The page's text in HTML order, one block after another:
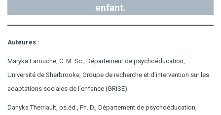
enfant.
Auteures :
Maryka Larouche, C. M. Sc., Département de psychoéducation,
Université de Sherbrooke, Groupe de recherche et d’intervention sur les
adaptations sociales de l’enfance (GRISE)
Danyka Therriault, ps.éd., Ph. D., Département de psychoéducation,